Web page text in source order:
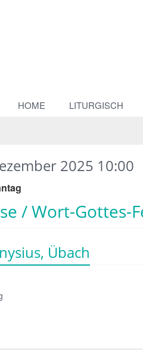
HOME LITURGISCH
/ Wort-Gottes-
2025 10:00
Übach